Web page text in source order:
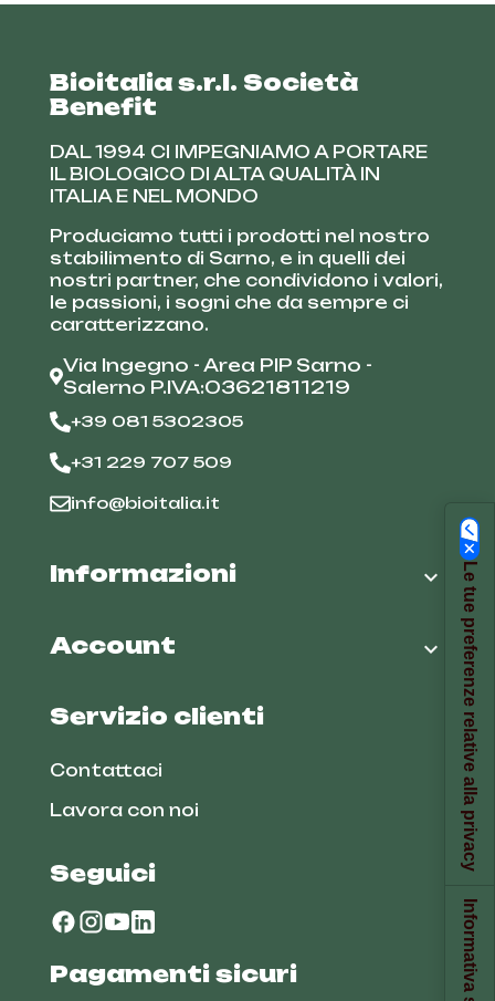
Bioitalia s.r.l. Società
Benefit
DAL 1994 CI IMPEGNIAMO A PORTARE
IL BIOLOGICO DI ALTA QUALITÀ IN
ITALIA E NEL MONDO
Produciamo tutti i prodotti nel nostro
stabilimento di Sarno, e in quelli dei
nostri partner, che condividono i valori,
le passioni, i sogni che da sempre ci
caratterizzano.
Via Ingegno - Area PIP Sarno -
Salerno P.IVA:03621811219
+39 081 5302305
+31 229 707 509
info@bioitalia.it
Informazioni 
Account 
Servizio clienti
Contattaci
Lavora con noi
Seguici
Pagamenti sicuri
Le tue preferenze relative alla privacy